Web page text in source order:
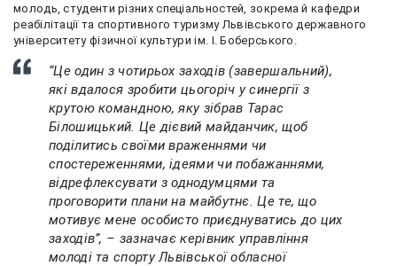
молодь, студенти різних спеціальностей, зокрема й кафедри
реабілітації та спортивного туризму Львівського державного
університету фізичної культури ім. І. Боберського.
“Це один з чотирьох заходів (завершальний),
які вдалося зробити цьогоріч у синергії з
крутою командною, яку зібрав Тарас
Білошицький. Це дієвий майданчик, щоб
поділитись своїми враженнями чи
спостереженнями, ідеями чи побажаннями,
відрефлексувати з однодумцями та
проговорити плани на майбутнє. Це те, що
мотивує мене особисто приєднуватись до цих
заходів”, – зазначає керівник управління
молоді та спорту Львівської обласної